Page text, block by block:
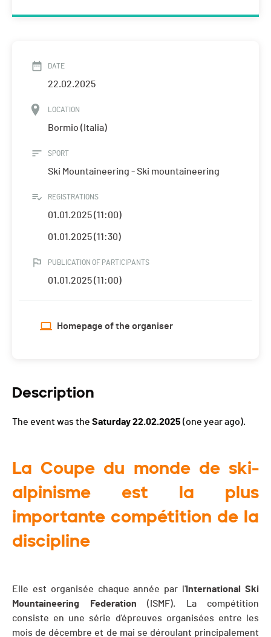
DATE
22.02.2025
LOCATION
Bormio (Italia)
SPORT
Ski Mountaineering - Ski mountaineering
REGISTRATIONS
01.01.2025 (11:00)
01.01.2025 (11:30)
PUBLICATION OF PARTICIPANTS
01.01.2025 (11:00)
Homepage of the organiser
Description
The event was the Saturday 22.02.2025 (one year ago).
La Coupe du monde de ski-
alpinisme est la plus
importante compétition de la
discipline
Elle est organisée chaque année par l' International Ski
Mountaineering Federation (ISMF). La compétition
consiste en une série d'épreuves organisées entre les
mois de décembre et de mai se déroulant principalement